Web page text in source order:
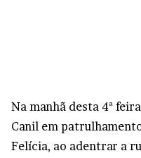
Na manhã desta 4ª
Canil em
Felícia, ao adentrar a